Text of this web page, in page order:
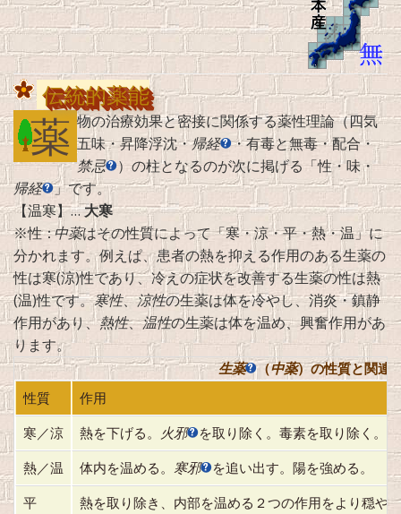
伝統的薬能
薬 物の治療効果と密接に関係する薬性理論（四気
五味・昇降浮沈・帰経 ・有毒と無毒・配合・
禁忌
）の柱となるのが次に掲げる「性・味・
帰経 」です。
【温寒】…大寒
※性：中薬はその性質によって「寒・涼・平・熱・温」に
分かれます。例えぱ、患者の熱を抑える作用のある生薬の
性は寒(涼)性であり、冷えの症状を改善する生薬の性は熱
(温)性です。寒性、涼性の生薬は体を冷やし、消炎・鎮静
作用があり、熱性、温性の生薬は体を温め、興奮作用があ
ります。
生薬 （中薬）の性質と関連
性質
作用
寒／涼
熱を下げる。 火邪
を取り除く。毒素を取り除く。
熱／温
体内を温める。 寒邪
を追い出す。陽を強める。
平
熱を取り除き、内部を温める２つの作用をより穏や